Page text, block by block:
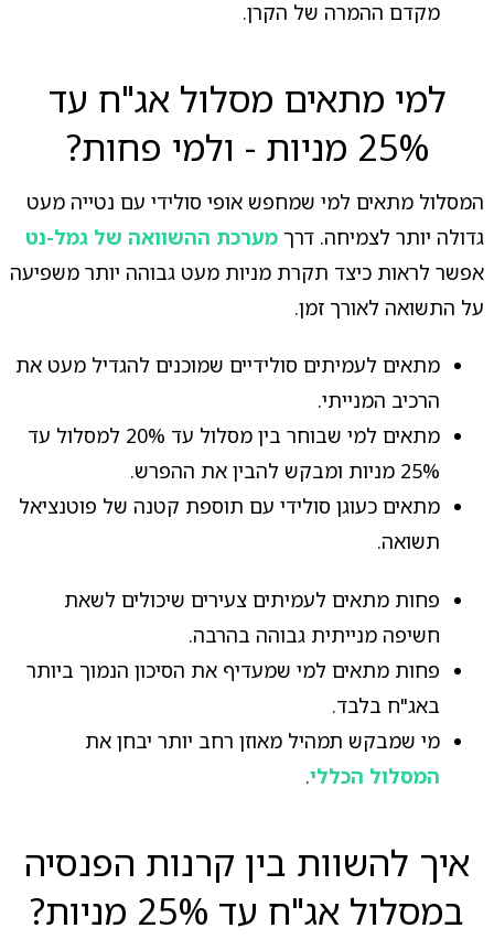
מקדם ההמרה של הקרן.
למי מתאים מסלול אג"ח עד
25% מניות - ולמי פחות?
המסלול מתאים למי שמחפש אופי סולידי עם נטייה מעט
גדולה יותר לצמיחה. דרך מערכת ההשוואה של גמל-נט
אפשר לראות כיצד תקרת מניות מעט גבוהה יותר משפיעה
על התשואה לאורך זמן.
מתאים לעמיתים סולידיים שמוכנים להגדיל מעט את
הרכיב המנייתי.
מתאים למי שבוחר בין מסלול עד 20% למסלול עד
25% מניות ומבקש להבין את ההפרש.
מתאים כעוגן סולידי עם תוספת קטנה של פוטנציאל
תשואה.
פחות מתאים לעמיתים צעירים שיכולים לשאת
חשיפה מנייתית גבוהה בהרבה.
פחות מתאים למי שמעדיף את הסיכון הנמוך ביותר
באג"ח בלבד.
מי שמבקש תמהיל מאוזן רחב יותר יבחן את
המסלול הכללי.
איך להשוות בין קרנות הפנסיה
במסלול אג"ח עד 25% מניות?